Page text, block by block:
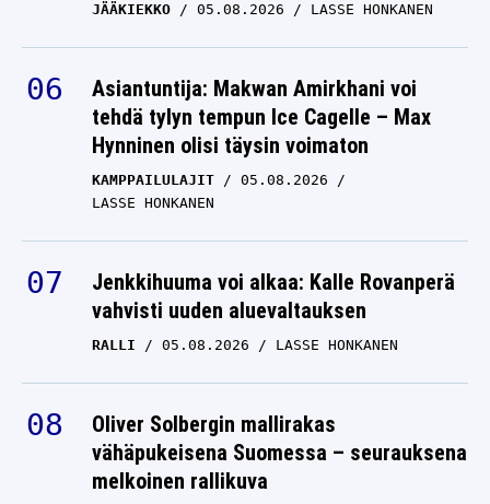
JÄÄKIEKKO 05.08.2026 LASSE HONKANEN
Asiantuntija: Makwan Amirkhani voi
tehdä tylyn tempun Ice Cagelle – Max
Hynninen olisi täysin voimaton
KAMPPAILULAJIT
05.08.2026
LASSE HONKANEN
Jenkkihuuma voi alkaa: Kalle Rovanperä
vahvisti uuden aluevaltauksen
RALLI 05.08.2026 LASSE HONKANEN
Oliver Solbergin mallirakas
vähäpukeisena Suomessa – seurauksena
melkoinen rallikuva